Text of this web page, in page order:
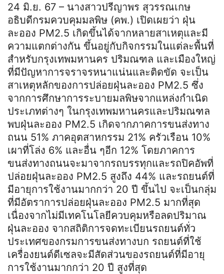
24 มิ.ย. 67 – นางสาวปรีญาพร สุวรรณเกษ
อธิบดีกรมควบคุมมลพิษ (คพ.) เปิดเผยว่า ฝุ่น
ละออง PM2.5 เกิดขึ้นได้จากหลายสาเหตุและมี
ความแตกต่างกัน ขึ้นอยู่กับกิจกรรมในแต่ละพื้นที่
สำหรับกรุงเทพมหานคร ปริมณฑล และเมืองใหญ่
ที่มีปัญหาการจราจรหนาแน่นและติดขัด จะเป็น
สาเหตุหลักของการปล่อยฝุ่นละออง PM2.5 ซึ่ง
จากการศึกษาการระบายมลพิษจากแหล่งกำเนิด
ประเภทต่างๆ ในกรุงเทพมหานครและปริมณฑล
พบฝุ่นละออง PM2.5 เกิดจากภาคการขนส่งทาง
ถนน 51% ภาคอุตสาหกรรม 21% ครัวเรือน 10%
เผาที่โล่ง 6% และอื่น ๆอีก 12% โดยภาคการ
ขนส่งทางถนนจะมาจากรถบรรทุกและรถปิคอัพที่
ปล่อยฝุ่นละออง PM2.5 สูงถึง 44% และรถยนต์ที่
มีอายุการใช้งานมากกว่า 20 ปี ขึ้นไป จะเป็นกลุ่ม
ที่มีอัตราการปล่อยฝุ่นละออง PM2.5 มากที่สุด
เนื่องจากไม่มีเทคโนโลยีควบคุมหรือลดปริมาณ
ฝุ่นละออง จากสถิติการจดทะเบียนรถยนต์ทั่ว
ประเทศของกรมการขนส่งทางบก รถยนต์ที่ใช้
เครื่องยนต์ดีเซลจะมีสัดส่วนของรถยนต์ที่มีอายุ
การใช้งานมากกว่า 20 ปี สูงที่สุด